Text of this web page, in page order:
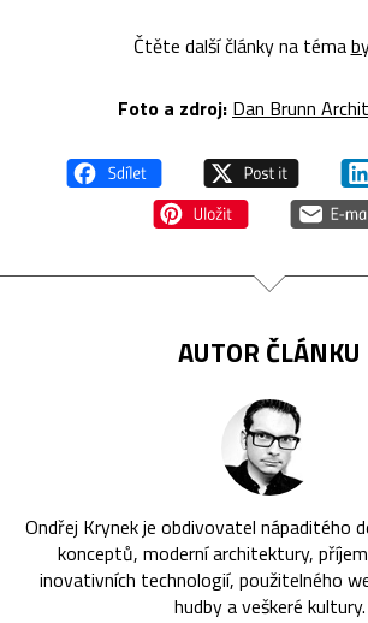
Čtěte další články na téma
Foto a zdroj: Dan Brunn
AUTOR ČLÁNKU
Ondřej Krynek je obdivovatel nápaditého
konceptů, moderní architektury,
inovativních technologií, použitelného
hudby a veškeré kultury.